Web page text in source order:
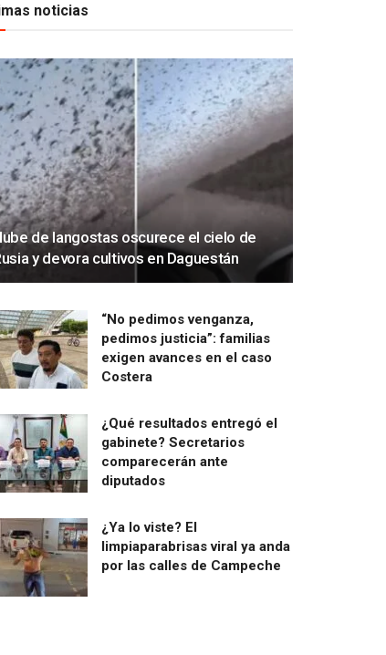
noticias
de langostas oscurece el cielo de
y devora cultivos en Daguestán
“No pedimos venganza,
pedimos justicia”: familias
exigen avances en el caso
Costera
¿Qué resultados entregó el
gabinete? Secretarios
comparecerán ante
diputados
¿Ya lo viste? El
limpiaparabrisas viral ya anda
por las calles de Campeche